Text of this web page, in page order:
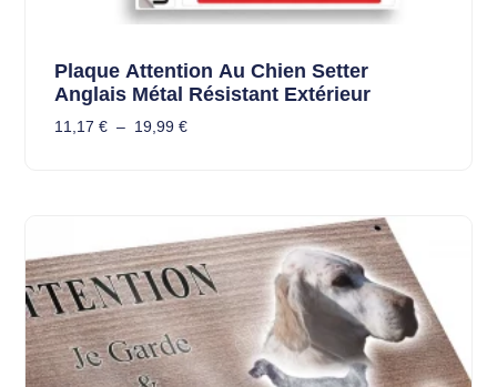
Plaque Attention Au Chien Setter
Anglais Métal Résistant Extérieur
11,17 € – 19,99 €